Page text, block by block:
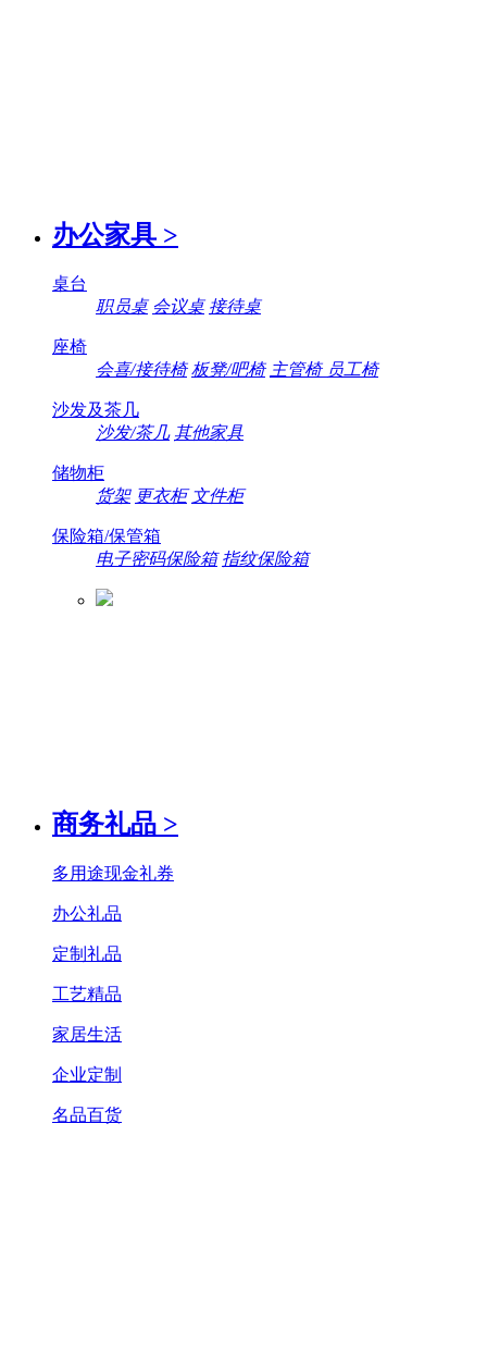
办公家具 >
桌台
职员桌 会议桌 接待桌
座椅
会喜/接待椅 板凳/吧椅 主管椅 员工椅
沙发及茶几
沙发/茶几 其他家具
储物柜
货架 更衣柜 文件柜
保险箱/保管箱
电子密码保险箱 指纹保险箱
商务礼品 >
多用途现金礼券
办公礼品
定制礼品
工艺精品
家居生活
企业定制
名品百货